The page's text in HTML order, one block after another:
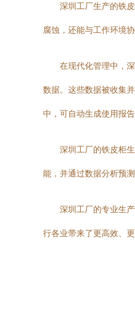
深圳工厂生产的铁
腐蚀，还能与工作环境
在现代化管理中，
数据。这些数据被收集
中，可自动生成使用报
深圳工厂的铁皮柜
能，并通过数据分析预
深圳工厂的专业生
行各业带来了更高效、